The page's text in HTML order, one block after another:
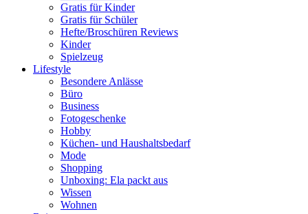
Gratis für Kinder
Gratis für Schüler
Hefte/Broschüren Reviews
Kinder
Spielzeug
Lifestyle
Besondere Anlässe
Büro
Business
Fotogeschenke
Hobby
Küchen- und Haushaltsbedarf
Mode
Shopping
Unboxing: Ela packt aus
Wissen
Wohnen